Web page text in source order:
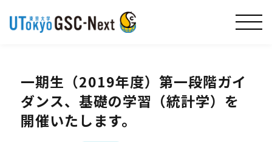
一期生（2019年度）第一段階ガイ
ダンス、基礎の学習（統計学）を
開催いたします。